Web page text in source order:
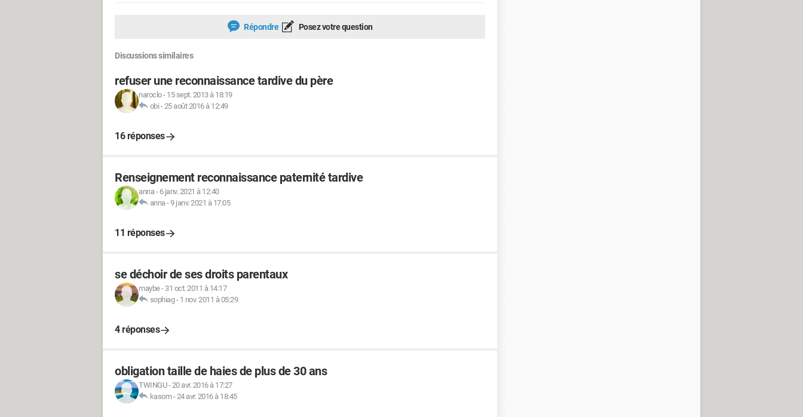
Répondre Posez votre question
Discussions similaires
refuser une reconnaissance tardive du père
naroclo- 15 sept. 2013 à 18:19
obi -25 août 2016 à 12:49
16 réponses
Renseignement reconnaissance paternité tardive
anna- 6 janv. 2021 à 12:40
anna-9 janv. 2021 à 17:05
11 réponses
se déchoir de ses droits parentaux
maybe- 31 oct. 2011 à 14:17
sophiag- 1 nov. 2011 à 05:29
4 réponses
obligation taille de haies de plus de 30 ans
TWINGU-20 avr. 2016 à 17:27
kasom-24 avr. 2016 à 18:45